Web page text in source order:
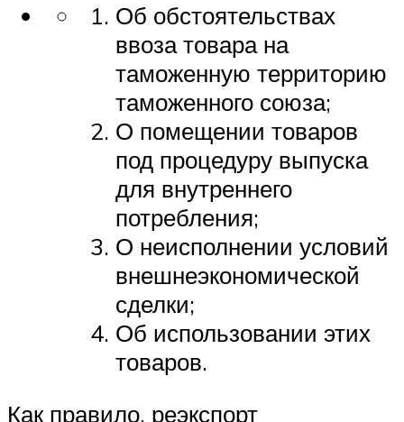
Об обстоятельствах
ввоза товара на
таможенную территорию
таможенного союза;
О помещении товаров
под процедуру выпуска
для внутреннего
потребления;
О неисполнении условий
внешнеэкономической
сделки;
Об использовании этих
товаров.
Как правило, реэкспорт